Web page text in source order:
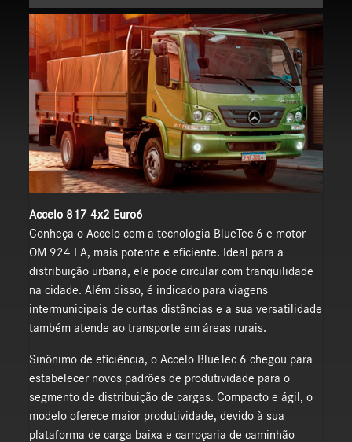
Accelo 817 4x2 Euro6
Conheça o Accelo com a tecnologia BlueTec 6 e motor
OM 924 LA, mais potente e eficiente. Ideal para a
distribuição urbana, ele pode circular com tranquilidade
na cidade. Além disso, é indicado para viagens
intermunicipais de curtas distâncias e a sua versatilidade
também atende ao transporte em áreas rurais.
Sinônimo de eficiência, o Accelo BlueTec 6 chegou para
estabelecer novos padrões de produtividade para o
segmento de distribuição de cargas. Compacto e ágil, o
modelo oferece maior produtividade, devido à sua
plataforma de carga baixa e carroçaria de caminhão